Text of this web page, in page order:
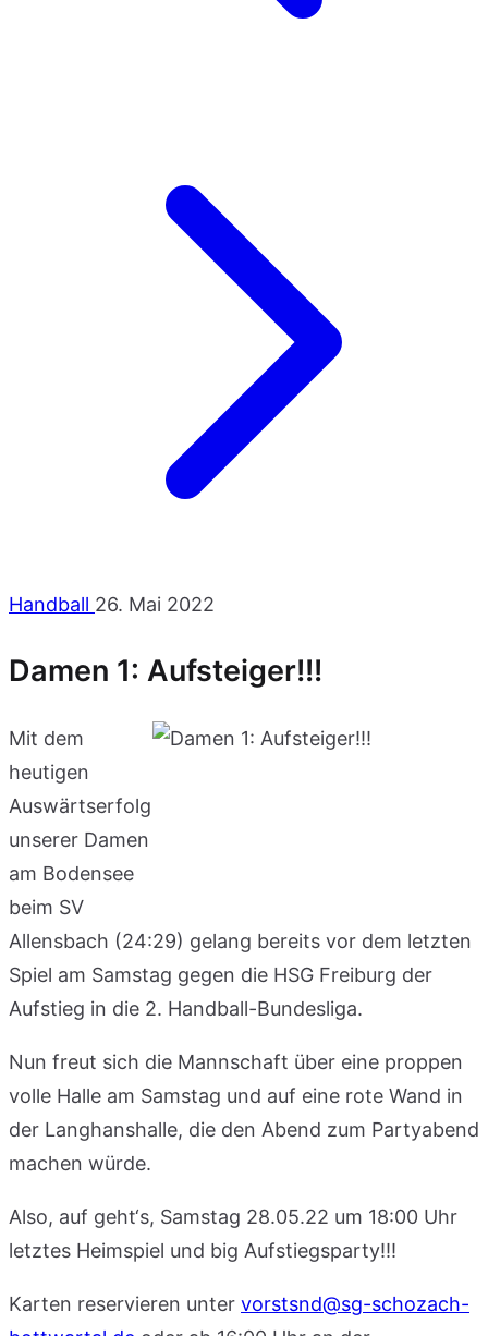
Handball 26. Mai 2022
Damen 1: Aufsteiger!!!
Mit dem
heutigen
Auswärtserfolg
unserer Damen
am Bodensee
beim SV
Allensbach (24:29) gelang bereits vor dem letzten
Spiel am Samstag gegen die HSG Freiburg der
Aufstieg in die 2. Handball-Bundesliga.
Nun freut sich die Mannschaft über eine proppen
volle Halle am Samstag und auf eine rote Wand in
der Langhanshalle, die den Abend zum Partyabend
machen würde.
Also, auf geht‘s, Samstag 28.05.22 um 18:00 Uhr
letztes Heimspiel und big Aufstiegsparty!!!
Karten reservieren unter vorstsnd@sg-schozach-